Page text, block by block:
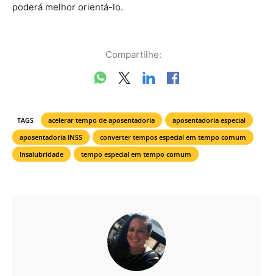
poderá melhor orientá-lo.
Compartilhe:
TAGS acelerar tempo de aposentadoria
aposentadoria especial
aposentadoria INSS
converter tempos especial em tempo comum
Insalubridade
tempo especial em tempo comum